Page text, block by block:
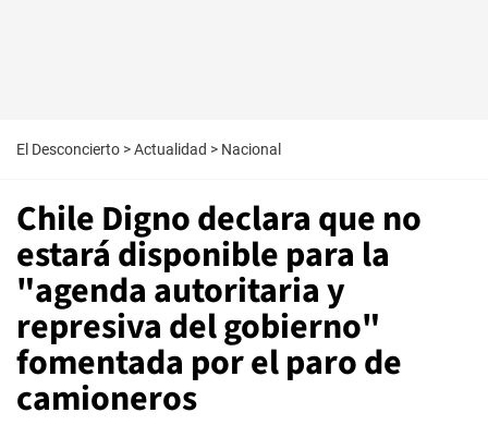
El Desconcierto >Actualidad > Nacional
Chile Digno declara que no
estará disponible para la
"agenda autoritaria y
represiva del gobierno"
fomentada por el paro de
camioneros